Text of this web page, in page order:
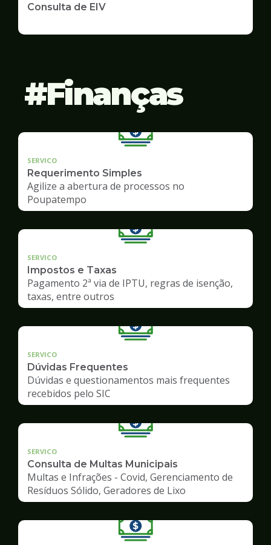
Consulta de EIV
Finanças
SERVICO
Requerimento Simples
Agilize a abertura de processos no
Poupatempo
SERVICO
Impostos e Taxas
Pagamento 2ª via de IPTU, regras de isenção,
taxas, entre outros
SERVICO
Dúvidas Frequentes
Dúvidas e questionamentos mais frequentes
recebidos pelo SIC
SERVICO
Consulta de Multas Municipais
Multas e Infrações - Covid, Gerenciamento de
Resíduos Sólido, Geradores de Lixo